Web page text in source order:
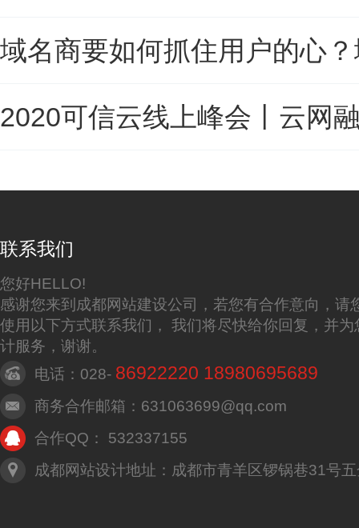
域名商要如何抓住用户的心
2020可信云线上峰会丨云网
联系我们
您好HELLO!
感谢您来到成都网站建设公司，若您有合作意向，请
使用以下方式联系我们， 我们将尽快给你回复，并
计服务，谢谢。
电话：028- 86922220 18980695689
商务合作邮箱：631063699@qq.com
合作QQ： 532337155
成都网站设计地址：成都市青羊区锣锅巷31号